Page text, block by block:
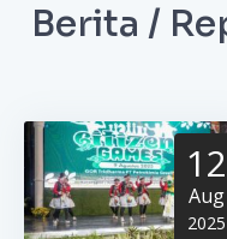
Berita /
12
Aug
2025